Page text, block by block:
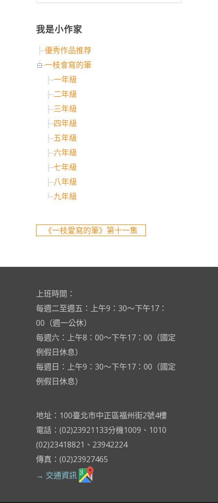
我是小作家
優秀作品推荐
一枝會寫的筆
一年級
二年級
三年級
四年級
五年級
六年級
七年級
八年級
九年級
《一枝愛寫的筆》第十一集
上班時間：
每週二至週五：上午9：30～下午17：
00（週一公休）
每週六：上午8：00～下午17：00（國定
例假日休息）
每週日：上午9：30～下午17：00（國定
例假日休息）
地址：100臺北市中正區福州街2號4樓
電話：(02)23921133分機1009、1010
(02)23418821、23942224
傳真：(02)23927465
→ 交通資訊